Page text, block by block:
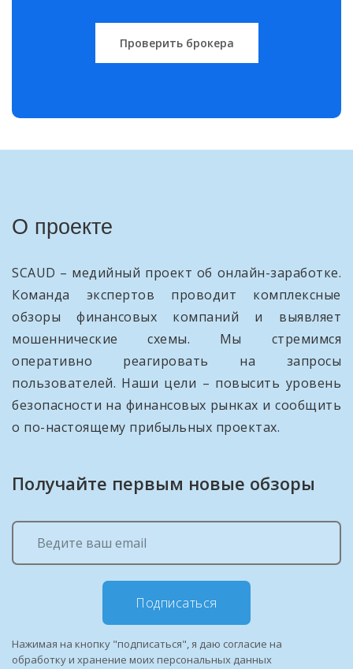
Проверить брокера
О проекте
SCAUD – медийный проект об онлайн-заработке.
Команда экспертов проводит комплексные
обзоры финансовых компаний и выявляет
мошеннические схемы. Мы стремимся
оперативно реагировать на запросы
пользователей. Наши цели – повысить уровень
безопасности на финансовых рынках и сообщить
о по-настоящему прибыльных проектах.
Получайте первым новые обзоры
Подписаться
Нажимая на кнопку "подписаться", я даю согласие на
обработку и хранение моих персональных данных